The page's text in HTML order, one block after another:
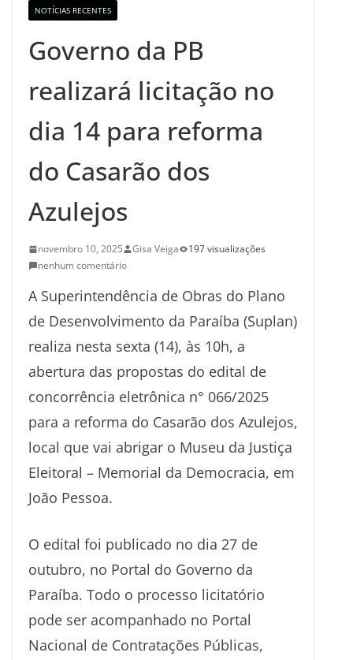
NOTÍCIAS RECENTES
Governo da PB
realizará licitação no
dia 14 para reforma
do Casarão dos
Azulejos
novembro 10, 2025 Gisa Veiga
197 visualizações
nenhum comentário
A Superintendência de Obras do Plano
de Desenvolvimento da Paraíba (Suplan)
realiza nesta sexta (14), às 10h, a
abertura das propostas do edital de
concorrência eletrônica n° 066/2025
para a reforma do Casarão dos Azulejos,
local que vai abrigar o Museu da Justiça
Eleitoral – Memorial da Democracia, em
João Pessoa.
O edital foi publicado no dia 27 de
outubro, no Portal do Governo da
Paraíba. Todo o processo licitatório
pode ser acompanhado no Portal
Nacional de Contratações Públicas,